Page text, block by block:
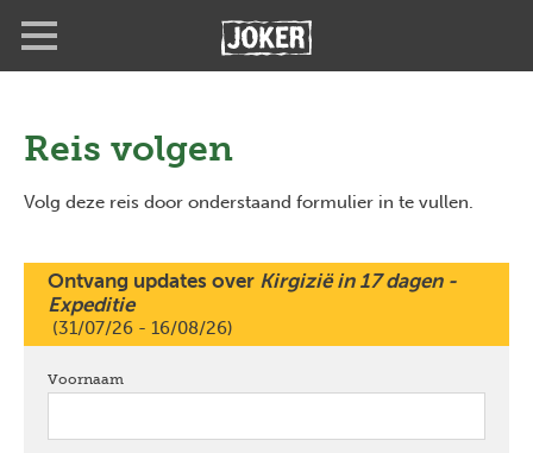
gaanReis volgen
Volg deze reis door onderstaand formulier in te vullen.
Ontvang updates over Kirgizië in 17 dagen -
Expeditie
(31/07/26 - 16/08/26)
Voornaam